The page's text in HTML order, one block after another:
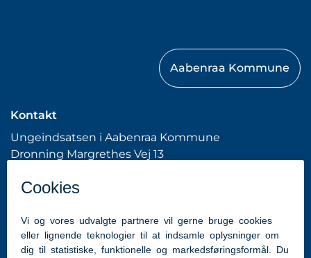
Kontakt
Ungeindsatsen i Aabenraa Kommune
Dronning Margrethes Vej 13
hhme@aabenraa.dk(webmaster)
Aabenraa Kommune